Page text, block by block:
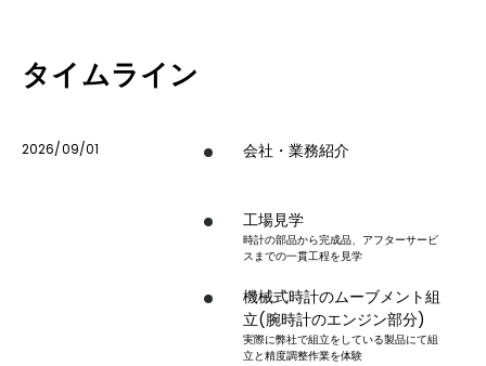
タイムライン
2026/09/01 会社・業務紹介
工場見学
時計の部品から完成品、アフターサービ
スまでの一貫工程を見学
機械式時計のムーブメント組
立(腕時計のエンジン部分)
実際に弊社で組立をしている製品にて組
立と精度調整作業を体験